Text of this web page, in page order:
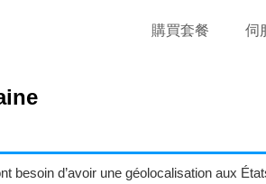
購買套餐 伺
besoin d’avoir une géolocalisation aux